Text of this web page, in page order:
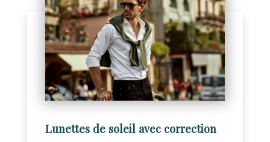
Lunettes de soleil avec correction